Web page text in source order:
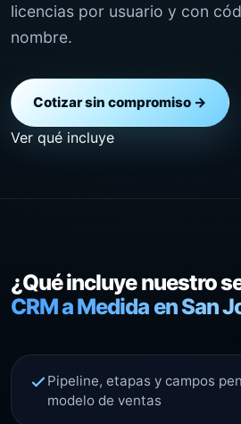
licencias por usuario y con
nombre.
Cotizar sin compromiso →
Ver qué incluye
¿Qué incluye nuestro
CRM a Medida en San
Pipeline, etapas y campos
modelo de ventas